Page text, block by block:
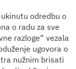
odredbu o
o radu za sve
razloge“ vezala
ugovora o
nužnim brisati